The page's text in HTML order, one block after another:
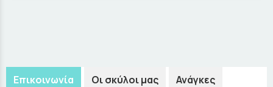
Επικοινωνία Οι σκύλοι μας
Ανάγκες